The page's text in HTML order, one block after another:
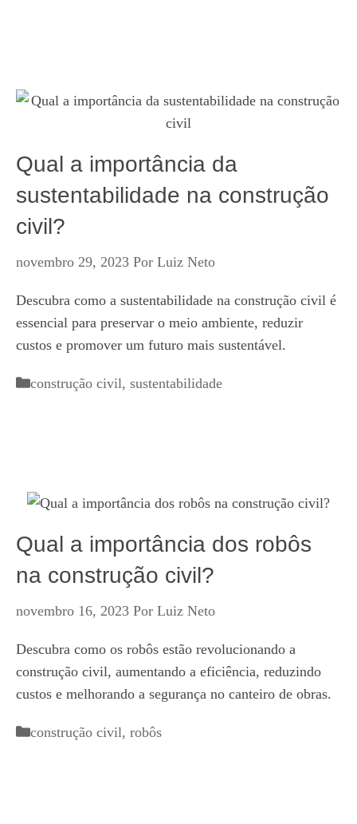
Qual a importância da
sustentabilidade na construção
civil?
novembro 29, 2023 Por Luiz Neto
Descubra como a sustentabilidade na construção civil é
essencial para preservar o meio ambiente, reduzir
custos e promover um futuro mais sustentável.
Categorias
construção civil, sustentabilidade
Qual a importância dos robôs
na construção civil?
novembro 16, 2023 Por Luiz Neto
Descubra como os robôs estão revolucionando a
construção civil, aumentando a eficiência, reduzindo
custos e melhorando a segurança no canteiro de obras.
Categorias
construção civil, robôs